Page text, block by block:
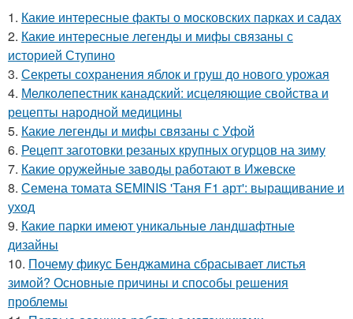
1. Какие интересные факты о московских парках и садах
2. Какие интересные легенды и мифы связаны с
историей Ступино
3. Секреты сохранения яблок и груш до нового урожая
4. Мелколепестник канадский: исцеляющие свойства и
рецепты народной медицины
5. Какие легенды и мифы связаны с Уфой
6. Рецепт заготовки резаных крупных огурцов на зиму
7. Какие оружейные заводы работают в Ижевске
8. Семена томата SEMINIS 'Таня F1 арт': выращивание и
уход
9. Какие парки имеют уникальные ландшафтные
дизайны
10. Почему фикус Бенджамина сбрасывает листья
зимой? Основные причины и способы решения
проблемы